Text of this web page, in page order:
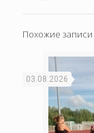
Похожие записи
03.08.2026